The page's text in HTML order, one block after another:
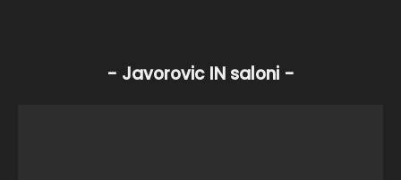
- Javorovic IN saloni -